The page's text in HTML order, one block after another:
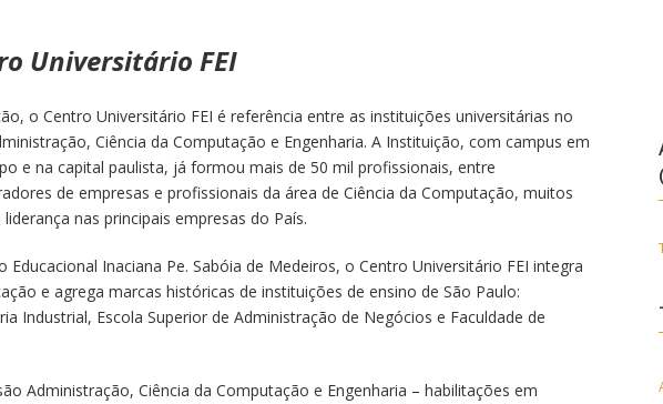
Universitário FEI
o Centro Universitário FEI é referência entre as instituições universitárias no
Ciência da Computação e Engenharia. A Instituição, com campus em
e na capital paulista, já formou mais de 50 mil profissionais, entre
de empresas e profissionais da área de Ciência da Computação, muitos
nas principais empresas do País.
Educacional Inaciana Pe. Sabóia de Medeiros, o Centro Universitário FEI integra
e agrega marcas históricas de instituições de ensino de São Paulo:
Industrial, Escola Superior de Administração de Negócios e Faculdade de
Administração, Ciência da Computação e Engenharia – habilitações em